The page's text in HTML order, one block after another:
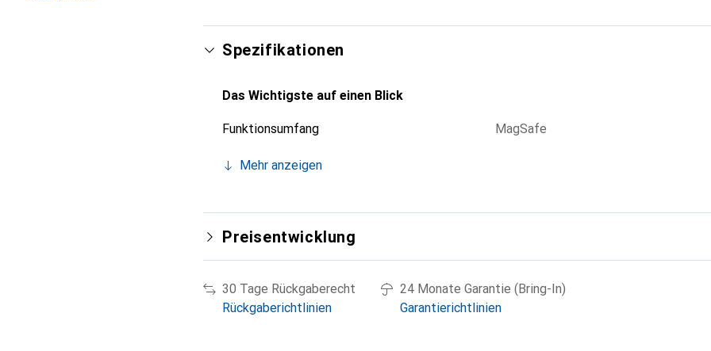
Spezifikationen
Das Wichtigste auf einen Blick
Funktionsumfang MagSafe
Mehr anzeigen
Preisentwicklung
30 Tage Rückgaberecht
Rückgaberichtlinien
24 Monate Garantie (Bring-In)
Garantierichtlinien